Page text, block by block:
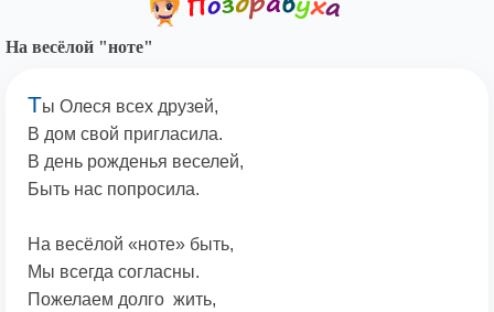
На весёлой "ноте"
Ты Олеся всех друзей,
В дом свой пригласила.
В день рожденья веселей,
Быть нас попросила.
На весёлой «ноте» быть,
Мы всегда согласны.
Пожелаем долго жить,